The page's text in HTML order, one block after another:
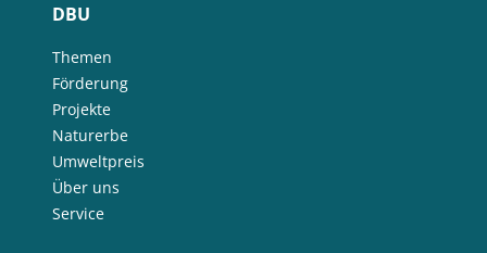
DBU
Themen
Förderung
Projekte
Naturerbe
Umweltpreis
Über uns
Service